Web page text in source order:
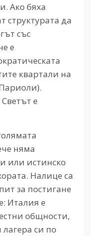
Ако бяха
структурата да
със
е
квартали на
е
няма
или истинско
Налице са
за постигане
Италия е
общности,
си по